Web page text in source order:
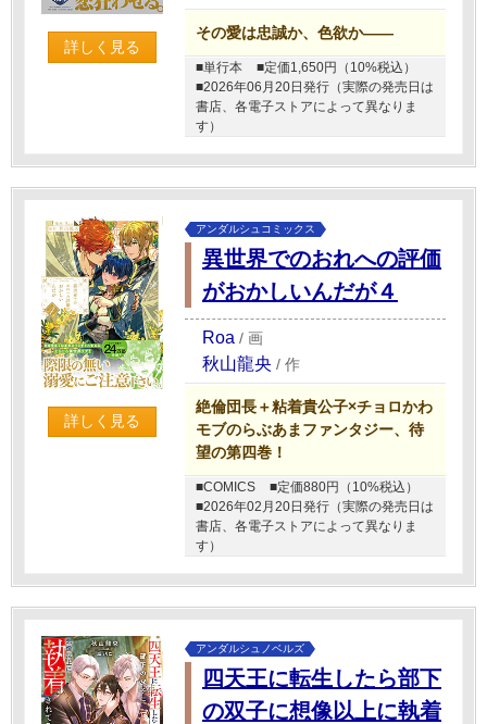
詳しく見る
その愛は忠誠か、色欲か――
■単行本
■定価1,650円（10%税込）
■2026年06月20日発行（実際の発売日は
書店、各電子ストアによって異なりま
す）
詳しく見る
アンダルシュコミックス
異世界でのおれへの評価
がおかしいんだが４
Roa / 画
秋山龍央 / 作
絶倫団長＋粘着貴公子×チョロかわ
モブのらぶあまファンタジー、待
望の第四巻！
■COMICS
■定価880円（10%税込）
■2026年02月20日発行（実際の発売日は
書店、各電子ストアによって異なりま
す）
アンダルシュノベルズ
四天王に転生したら部下
の双子に想像以上に執着